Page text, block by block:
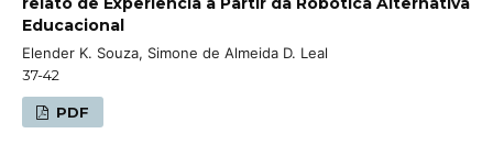
Educacional
Elender K. Souza, Simone de Almeida D. Leal
37-42
PDF